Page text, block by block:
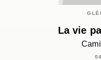
La vie